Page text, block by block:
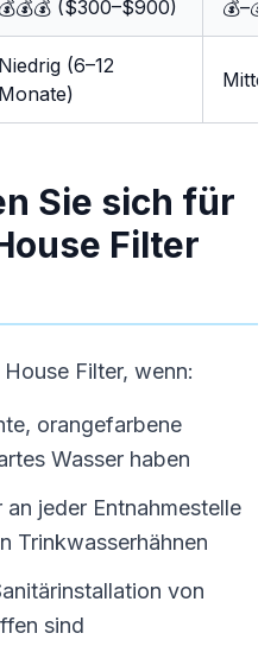
💰💰💰 ($300–$900)
Niedrig (6–12
Monate)
Mittel
Sie sich für
Filter
Filter, wenn:
orangefarbene
Wasser haben
jeder Entnahmestelle
Trinkwasserhähnen
von
sind